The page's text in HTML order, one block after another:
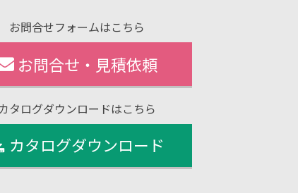
お問合せフォームはこちら
お問合せ・見積依頼
カタログダウンロードはこちら
カタログダウンロード